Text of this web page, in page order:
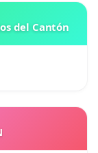
del Cantón